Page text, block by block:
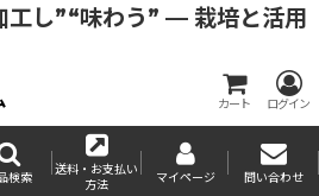
工し”“味わう” — 栽培と活用
カート ログイン
検索
送料・お支払い
方法
マイページ 問い合わせ